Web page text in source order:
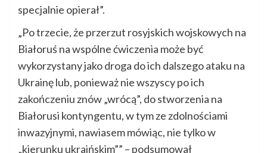
specjalnie opierał”.
„Po trzecie, że przerzut rosyjskich wojskowych na
Białoruś na wspólne ćwiczenia może być
wykorzystany jako droga do ich dalszego ataku na
Ukrainę lub, ponieważ nie wszyscy po ich
zakończeniu znów „wrócą”, do stworzenia na
Białorusi kontyngentu, w tym ze zdolnościami
inwazyjnymi, nawiasem mówiąc, nie tylko w
„kierunku ukraińskim”” – podsumował